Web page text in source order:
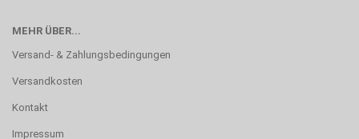
MEHR ÜBER...
Versand- & Zahlungsbedingungen
Versandkosten
Kontakt
Impressum